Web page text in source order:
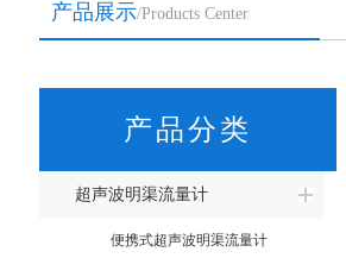
产品展示/Products Center
产品分类
超声波明渠流量计
便携式超声波明渠流量计